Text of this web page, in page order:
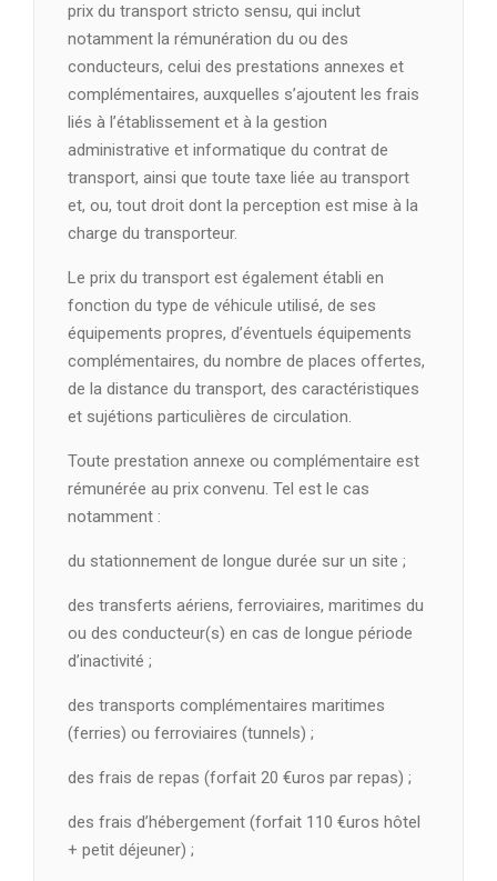
prix du transport stricto sensu, qui inclut
notamment la rémunération du ou des
conducteurs, celui des prestations annexes et
complémentaires, auxquelles s’ajoutent les frais
liés à l’établissement et à la gestion
administrative et informatique du contrat de
transport, ainsi que toute taxe liée au transport
et, ou, tout droit dont la perception est mise à la
charge du transporteur.
Le prix du transport est également établi en
fonction du type de véhicule utilisé, de ses
équipements propres, d’éventuels équipements
complémentaires, du nombre de places offertes,
de la distance du transport, des caractéristiques
et sujétions particulières de circulation.
Toute prestation annexe ou complémentaire est
rémunérée au prix convenu. Tel est le cas
notamment :
du stationnement de longue durée sur un site ;
des transferts aériens, ferroviaires, maritimes du
ou des conducteur(s) en cas de longue période
d’inactivité ;
des transports complémentaires maritimes
(ferries) ou ferroviaires (tunnels) ;
des frais de repas (forfait 20 €uros par repas) ;
des frais d’hébergement (forfait 110 €uros hôtel
+ petit déjeuner) ;